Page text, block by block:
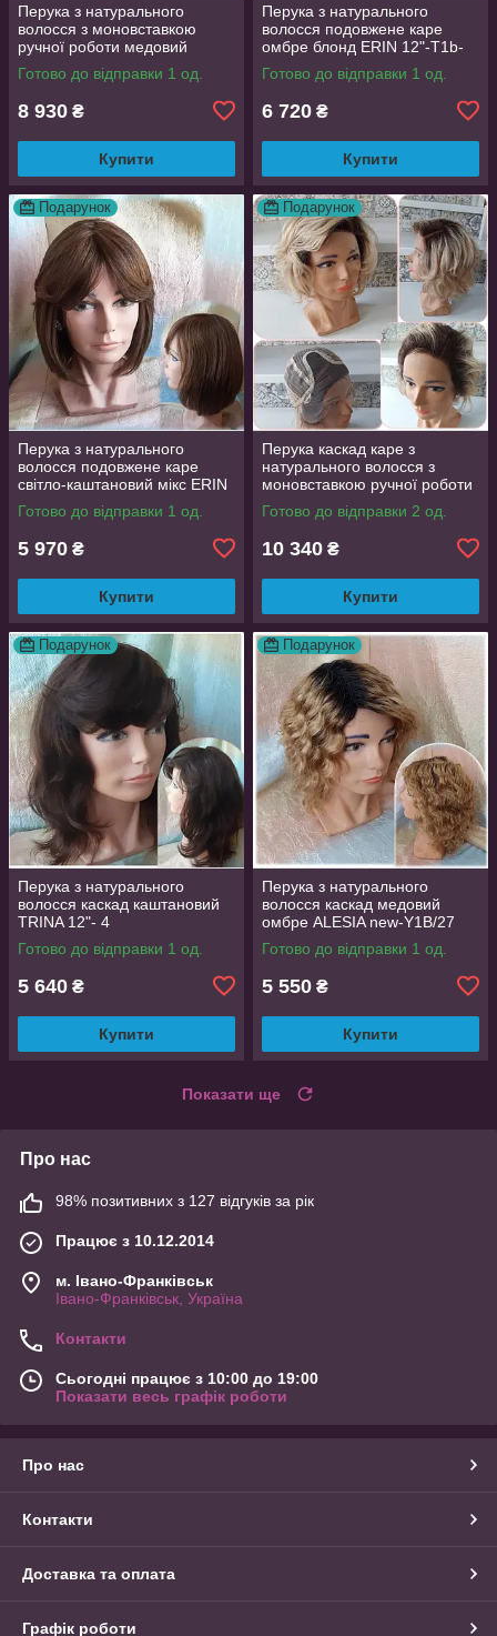
Перука з натурального
волосся з моновставкою
ручної роботи медовий
омбре MARTA-Т1В/27
Готово до відправки 1 од.
8 930 ₴
Купити
Перука з натурального
волосся подовжене каре
омбре блонд ERIN 12"-T1b-
613
Готово до відправки 1 од.
6 720 ₴
Купити
Подарунок
Перука з натурального
волосся подовжене каре
світло-каштановий мікс ERIN
10"- P4/30
Готово до відправки 1 од.
5 970 ₴
Купити
Подарунок
Перука каскад каре з
натурального волосся з
моновставкою ручної роботи
блонд омбре LYUBA-3 HH-
Y930
Готово до відправки 2 од.
10 340 ₴
Купити
Подарунок
Перука з натурального
волосся каскад каштановий
TRINA 12"- 4
Готово до відправки 1 од.
5 640 ₴
Купити
Подарунок
Перука з натурального
волосся каскад медовий
омбре ALESIA new-Y1B/27
Готово до відправки 1 од.
5 550 ₴
Купити
Показати ще
Про нас
98% позитивних з 127 відгуків за рік
Працює з 10.12.2014
м. Івано-Франківськ
Івано-Франківськ, Україна
Контакти
Сьогодні працює з 10:00 до 19:00
Показати весь графік роботи
Про нас
Контакти
Доставка та оплата
Графік роботи